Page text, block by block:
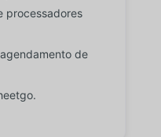
processadores
de